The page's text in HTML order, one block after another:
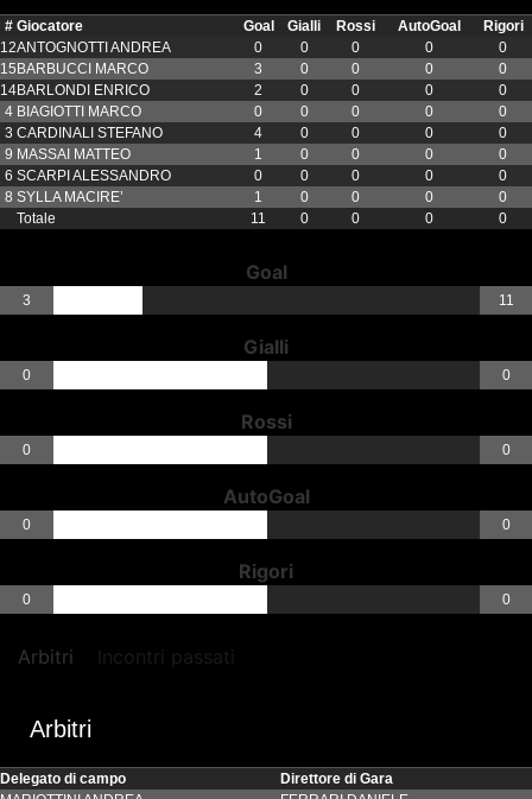
# Giocatore Goal Gialli Rossi AutoGoal
Rigori
12ANTOGNOTTI ANDREA 0 0 0 0
0
15 BARBUCCI MARCO 3 0 0 0
0
14BARLONDI ENRICO 2 0 0 0
0
4 BIAGIOTTI MARCO 0 0 0 0
0
3 CARDINALI STEFANO 4 0 0 0
0
9 MASSAI MATTEO 1 0 0 0
0
6 SCARPI ALESSANDRO 0 0 0 0
0
8 SYLLA MACIRE’ 1 0 0 0
0
Totale
11 0 0 0 0
Goal
3 11
Gialli
0 0
Rossi
0 0
AutoGoal
0 0
Rigori
0 0
Arbitri Incontri passati
Arbitri
Delegato di campo
Direttore di Gara